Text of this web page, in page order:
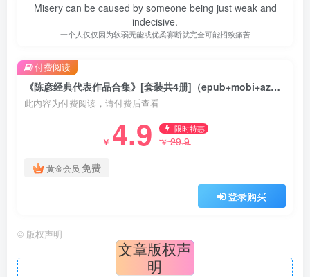
Misery can be caused by someone being just weak and
indecisive.
一个人仅仅因为软弱无能或优柔寡断就完全可能招致痛苦
《陈彦经典代表作品合集》[套装共4册]（epub+mobi+azw3+pdf）
此内容为付费阅读，请付费后查看
￥ 4.9 限时特惠
￥29.9
黄金会员 免费
登录购买
付费阅读
© 版权声明
文章版权声
明